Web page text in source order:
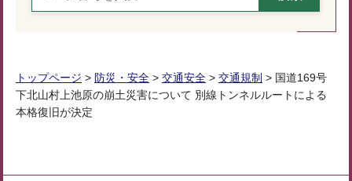
トップページ > 防災・安全 > 交通安全 > 交通規制 > 国道169号
下北山村上池原の崩土災害について 別線トンネルルートによる
本格復旧が決定